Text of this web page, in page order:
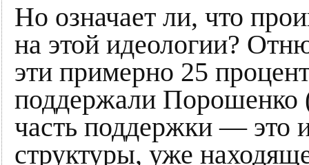
Но означает ли, что
на этой идеологии?
эти примерно 25
поддержали Порошенко
часть поддержки — это
структуры, уже